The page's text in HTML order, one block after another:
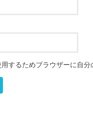
するためブラウザーに自